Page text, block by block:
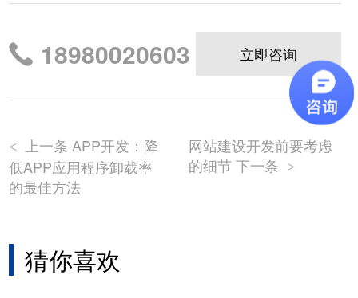
18980020603 立即咨询
<
上一条 APP开发：降
低APP应用程序卸载率
的最佳方法
网站建设开发前要考虑
的细节 下一条 >
猜你喜欢